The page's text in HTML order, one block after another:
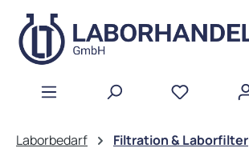
Zum Hauptinhalt springen
Laborbedarf Filtration & Laborfilter